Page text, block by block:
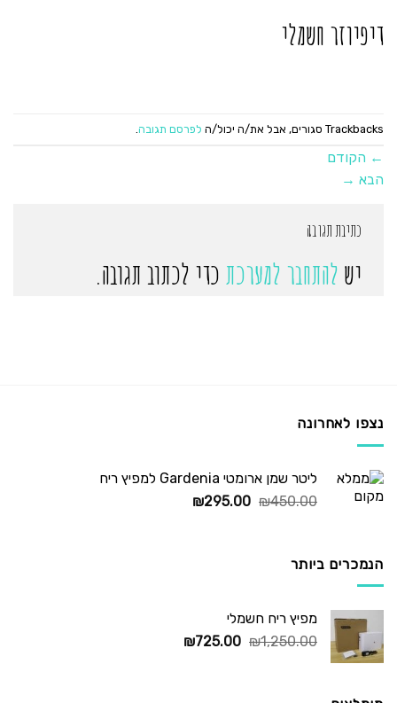
דיפיוזר חשמלי
Trackbacks סגורים, אבל את/ה יכול/ה לפרסם תגובה
← הקודם
הבא →
כתיבת תגובה
יש להתחבר למערכת כדי לכתוב תגובה.
נצפו לאחרונה
ליטר שמן ארומטי Gardenia למפיץ ריח
₪450.00
המחיר
₪295.00
המחיר
הנמכרים ביותר
מפיץ ריח חשמלי
₪1,250.00
המחיר
₪725.00
המחיר